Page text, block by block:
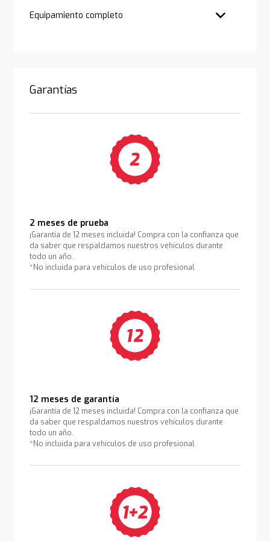
Equipamiento completo
Garantías
2 meses de prueba
¡Garantía de 12 meses incluida! Compra con la confianza que
da saber que respaldamos nuestros vehículos durante
todo un año.
*No incluida para vehículos de uso profesional
12 meses de garantía
¡Garantía de 12 meses incluida! Compra con la confianza que
da saber que respaldamos nuestros vehículos durante
todo un año.
*No incluida para vehículos de uso profesional